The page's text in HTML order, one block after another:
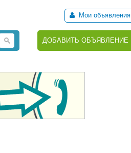
Мои объявления
ДОБАВИТЬ ОБЪЯВЛЕНИЕ